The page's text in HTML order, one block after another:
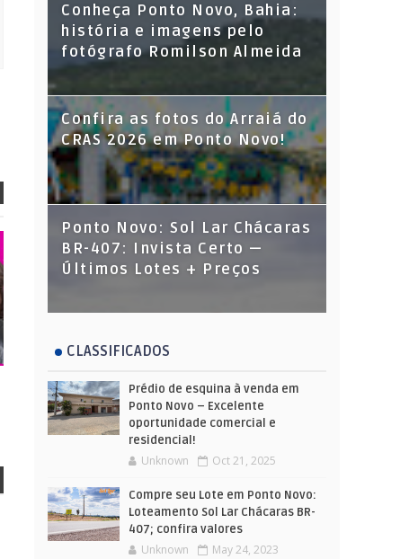
Conheça Ponto Novo, Bahia:
história e imagens pelo
fotógrafo Romilson Almeida
Confira as fotos do Arraiá do
CRAS 2026 em Ponto Novo!
Ponto Novo: Sol Lar Chácaras
BR-407: Invista Certo —
Últimos Lotes + Preços
CLASSIFICADOS
Prédio de esquina à venda em
Ponto Novo – Excelente
oportunidade comercial e
residencial!
Unknown Oct 21, 2025
Compre seu Lote em Ponto Novo:
Loteamento Sol Lar Chácaras BR-
407; confira valores
Unknown May 24, 2023